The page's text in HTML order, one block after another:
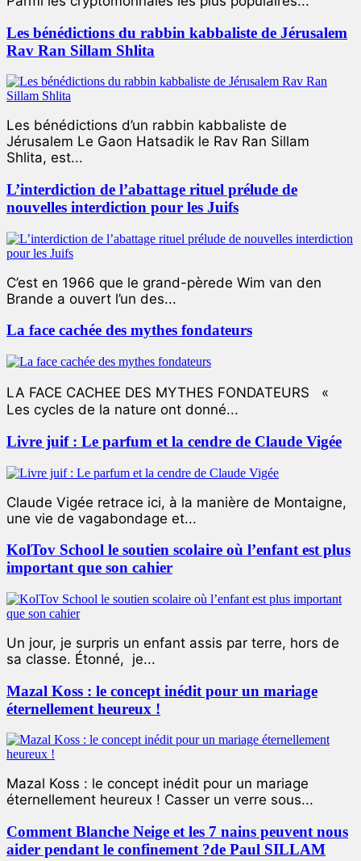
Les bénédictions du rabbin kabbaliste de Jérusalem
Rav Ran Sillam Shlita
Les bénédictions d’un rabbin kabbaliste de
Jérusalem Le Gaon Hatsadik le Rav Ran Sillam
Shlita, est...
L’interdiction de l’abattage rituel prélude de
nouvelles interdiction pour les Juifs
C’est en 1966 que le grand-pèrede Wim van den
Brande a ouvert l’un des...
La face cachée des mythes fondateurs
LA FACE CACHEE DES MYTHES FONDATEURS «
Les cycles de la nature ont donné...
Livre juif : Le parfum et la cendre de Claude Vigée
Claude Vigée retrace ici, à la manière de Montaigne,
une vie de vagabondage et...
KolTov School le soutien scolaire où l’enfant est plus
important que son cahier
Un jour, je surpris un enfant assis par terre, hors de
sa classe. Étonné, je...
Mazal Koss : le concept inédit pour un mariage
éternellement heureux !
Mazal Koss : le concept inédit pour un mariage
éternellement heureux ! Casser un verre sous...
Comment Blanche Neige et les 7 nains peuvent nous
aider pendant le confinement ?de Paul SILLAM